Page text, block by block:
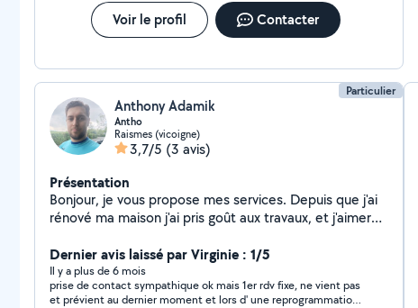
Voir le profil Contacter
Particulier
Anthony Adamik
Antho
Raismes (vicoigne)
3,7/5 (3 avis)
Présentation
Bonjour, je vous propose mes services. Depuis que j'ai
rénové ma maison j'ai pris goût aux travaux, et j'aimerais
pas à me contacter !
Dernier avis laissé par Virginie : 1/5
Il y a plus de 6 mois
prise de contact sympathique ok mais 1er rdv fixe, ne vient pas
et prévient au dernier moment et lors d' une reprogrammation